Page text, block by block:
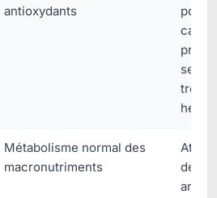
antioxydants
Métabolisme normal des
macronutriments
de